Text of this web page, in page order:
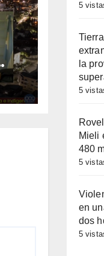
5
la
5
Mieli
480
5
en
dos
5